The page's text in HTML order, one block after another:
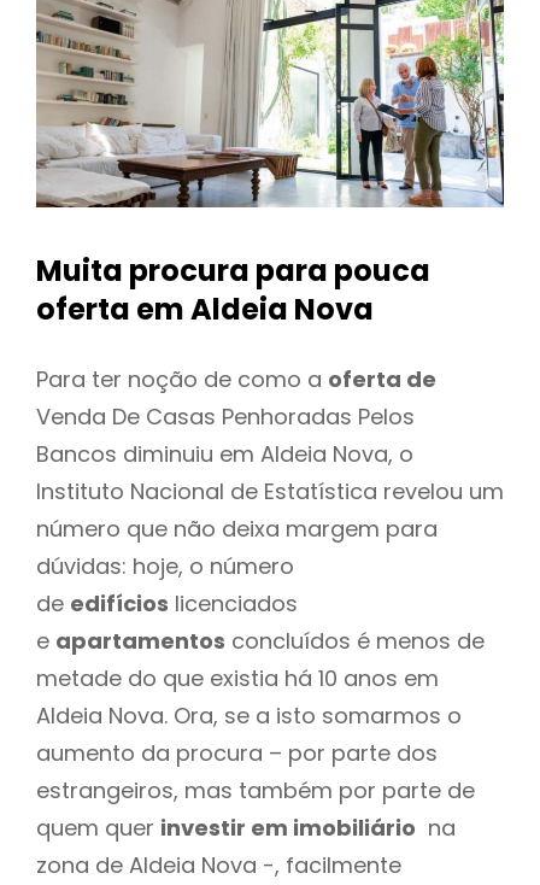
Muita procura para pouca
oferta em Aldeia Nova
Para ter noção de como a oferta de
Venda De Casas Penhoradas Pelos
Bancos diminuiu em Aldeia Nova, o
Instituto Nacional de Estatística revelou um
número que não deixa margem para
dúvidas: hoje, o número
de edifícios licenciados
e apartamentos concluídos é menos de
metade do que existia há 10 anos em
Aldeia Nova. Ora, se a isto somarmos o
aumento da procura – por parte dos
estrangeiros, mas também por parte de
quem quer investir em imobiliário na
zona de Aldeia Nova -, facilmente